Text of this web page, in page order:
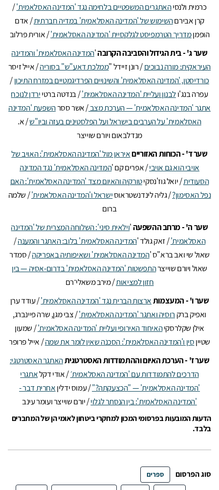
כרמית ולנסיהאתגרים המשפטיים בלחימה נגד 'המדינה האסלאמית'/
קרן אבירםהשימוש של 'המדינה האסלאמית' במדיה חברתית/ אדם
הופמןמדריך הטרמפיסט לגלקסיית 'המדינה האסלאמית'/ אורית פרלוב
שער ג' - בית הגידול והסביבה הקרובה'המדינה האסלאמית' והמדינה
העיראקית: מורה נבוכים/ רונן זיידל"ממלכת דאע"ש" בסוריה/ אייל זיסר
כורדיסטן, 'המדינה האסלאמית' והשינויים הפרדיגמטיים במזרח התיכון/
עפרה בנג'ולבנון ועליית 'המדינה האסלאמית'/ בנדטה ברטיירדן לנוכח
אתגר 'המדינה האסלאמית' — הערכת מצב/ אשר ססרהשפעת 'המדינה
האסלאמית' על הערבים בישראל ועל הפלסטינים בעזה וביו"ש/ א.
מנדלבאום ויורם שוייצר
שער ד' - הכוחות האזורייםאיראן מול 'המדינה האסלאמית': האויב של
אויבי הוא גם אויבי/ אפרים קם'המדינה האסלאמית' נגד המדינה
הסעודית/ יואל גוז'נסקיטורקיה והאיום מצד 'המדינה האסלאמית': האם
נפל האסימון?/ גליה לינדנשטראוסישראל ו'המדינה האסלאמית'/ שלמה
ברום
שער ה' - מרחב ההשפעה'וילאית סיני': השלוחה המצרית של 'המדינה
האסלאמית'/ זאק גולד'המדינה האסלאמית' בלוב: האתגר והמענה/
שאול שי ואב ברא"ס'המדינה האסלאמית' ושאיפותיה באפריקה/ סמדר
שאול ויורם שוייצרהתפשטות 'המדינה האסלאמית' בדרום-אסיה — בין
חזון למציאות/ מירב משאלי־רם
שער ו' - המעצמותארצות הברית נגד 'המדינה האסלאמית'/ עודד ערן
ואפיק ברק רוסיה ואתגר 'המדינה האסלאמית'/ צבי מגן, שרה פיינברג,
אילן שקלרסקיהאיחוד האירופי ועליית 'המדינה האסלאמית'/ שמעון
שטייןסין ו'המדינה האסלאמית': הסכנה שאין לומר את שמה/ אייל פרופר
שער ז' - הערכת האיום וההתמודדות האסטרטגיתהאתגר האסטרטגי:
הדרכים להתמודדות עם 'המדינה האסלאמית׳/ אודי דקלאתגרי
'המדינה האסלאמית' — "הכצעקתה?"/ עמוס ידליןאחרית דבר -
'המדינה האסלאמית': בין הנסתר לגלוי/ יורם שוייצר ועומר עינב
הדעות המובעות בפרסומי המכון למחקרי ביטחון לאומי הן של המחברים
בלבד.
סוג הפרסום ספרים